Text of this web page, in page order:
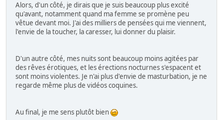
Alors, d'un côté, je dirais que je suis beaucoup plus excité
qu'avant, notamment quand ma femme se promène peu
vêtue devant moi. J'ai des milliers de pensées qui me viennent,
l'envie de la toucher, la caresser, lui donner du plaisir.
D'un autre côté, mes nuits sont beaucoup moins agitées par
des rêves érotiques, et les érections nocturnes s'espacent et
sont moins violentes. Je n'ai plus d'envie de masturbation, je ne
regarde même plus de vidéos coquines.
Au final, je me sens plutôt bien